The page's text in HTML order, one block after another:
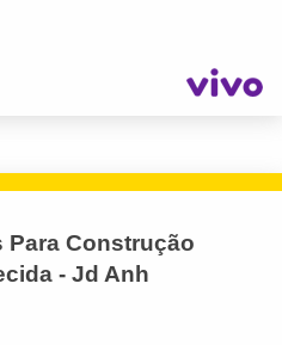
Para Construção
- Jd Anh